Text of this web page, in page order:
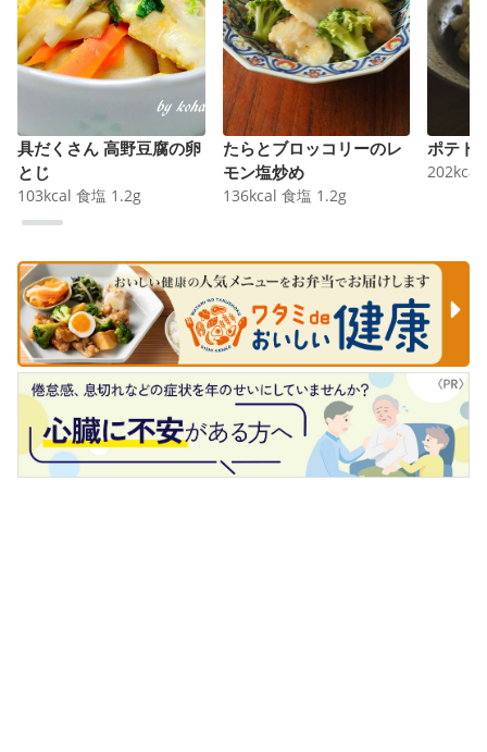
具だくさん 高野豆腐の卵
とじ
103kcal 食塩 1.2g
たらとブロッコリーのレ
モン塩炒め
136kcal 食塩 1.2g
ポテト
202kcal